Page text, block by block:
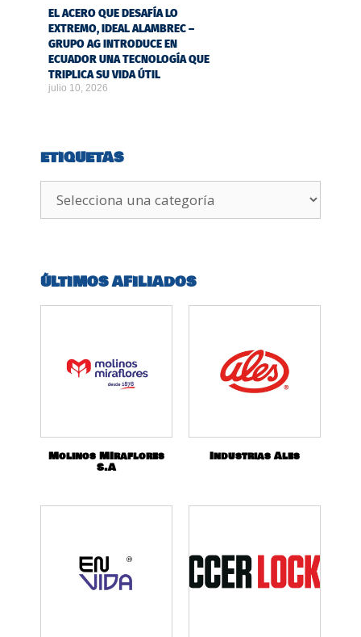
EL ACERO QUE DESAFÍA LO
EXTREMO, IDEAL ALAMBREC –
GRUPO AG INTRODUCE EN
ECUADOR UNA TECNOLOGÍA QUE
TRIPLICA SU VIDA ÚTIL
julio 10, 2026
ETIQUETAS
ÚLTIMOS AFILIADOS
Molinos MIraflores
S.A
Industrias Ales